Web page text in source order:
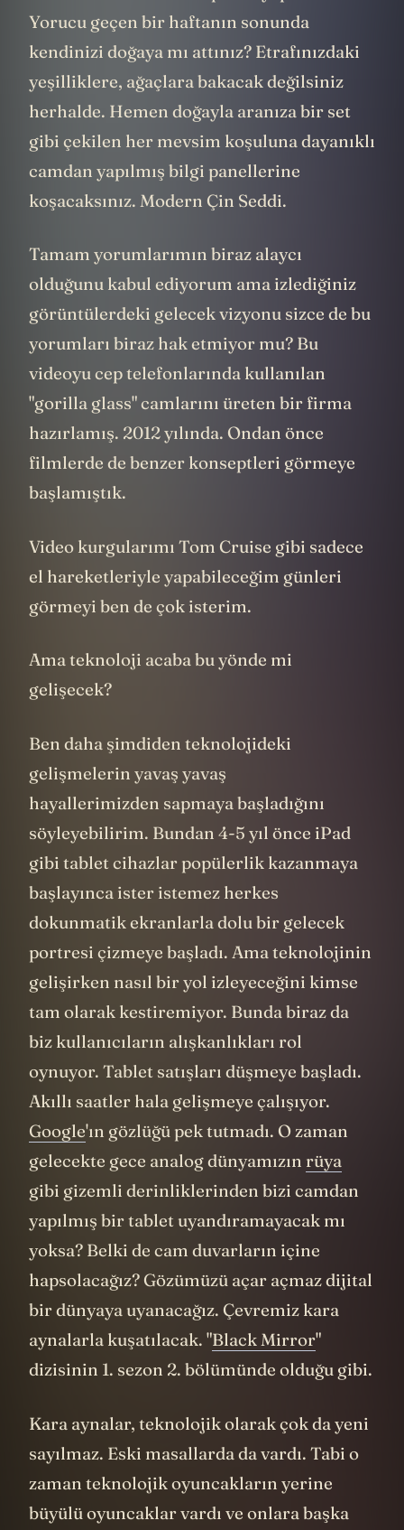
Yorucu geçen bir haftanın sonunda
kendinizi doğaya mı attınız? Etrafınızdaki
yeşilliklere, ağaçlara bakacak değilsiniz
herhalde. Hemen doğayla aranıza bir set
gibi çekilen her mevsim koşuluna dayanıklı
camdan yapılmış bilgi panellerine
koşacaksınız. Modern Çin Seddi.
Tamam yorumlarımın biraz alaycı
olduğunu kabul ediyorum ama izlediğiniz
görüntülerdeki gelecek vizyonu sizce de bu
yorumları biraz hak etmiyor mu? Bu
videoyu cep telefonlarında kullanılan
"gorilla glass" camlarını üreten bir firma
hazırlamış. 2012 yılında. Ondan önce
filmlerde de benzer konseptleri görmeye
başlamıştık.
Video kurgularımı Tom Cruise gibi sadece
el hareketleriyle yapabileceğim günleri
görmeyi ben de çok isterim.
Ama teknoloji acaba bu yönde mi
gelişecek?
Ben daha şimdiden teknolojideki
gelişmelerin yavaş yavaş
hayallerimizden sapmaya başladığını
söyleyebilirim. Bundan 4-5 yıl önce iPad
gibi tablet cihazlar popülerlik kazanmaya
başlayınca ister istemez herkes
dokunmatik ekranlarla dolu bir gelecek
portresi çizmeye başladı. Ama teknolojinin
gelişirken nasıl bir yol izleyeceğini kimse
tam olarak kestiremiyor. Bunda biraz da
biz kullanıcıların alışkanlıkları rol
oynuyor. Tablet satışları düşmeye başladı.
Akıllı saatler hala gelişmeye çalışıyor.
Google'ın gözlüğü pek tutmadı. O zaman
gelecekte gece analog dünyamızın rüya
gibi gizemli derinliklerinden bizi camdan
yapılmış bir tablet uyandıramayacak mı
yoksa? Belki de cam duvarların içine
hapsolacağız? Gözümüzü açar açmaz dijital
bir dünyaya uyanacağız. Çevremiz kara
aynalarla kuşatılacak. "Black Mirror"
dizisinin 1. sezon 2. bölümünde olduğu gibi.
Kara aynalar, teknolojik olarak çok da yeni
sayılmaz. Eski masallarda da vardı. Tabi o
zaman teknolojik oyuncakların yerine
büyülü oyuncaklar vardı ve onlara başka